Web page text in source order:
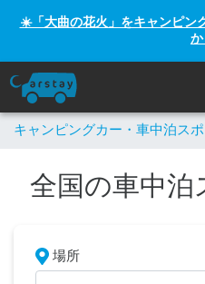
☀️「大曲の花火」をキャンピン
か
キャンピングカー・車中泊ス
全国の車中泊
場所